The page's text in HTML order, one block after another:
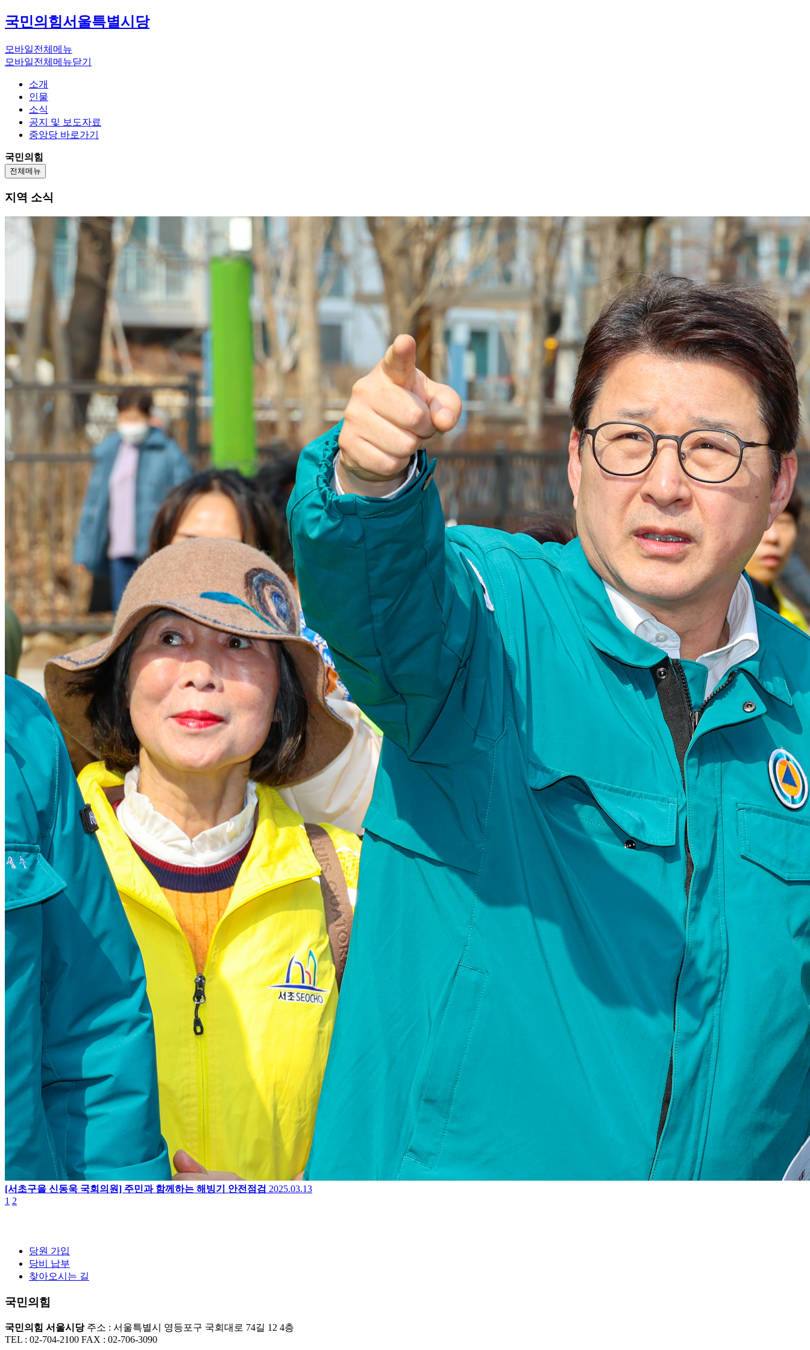
국민의힘서울특별시당
모바일전체메뉴
모바일전체메뉴닫기
소개
인물
소식
공지 및 보도자료
중앙당 바로가기
국민의힘
전체메뉴
지역 소식
[서초구을 신동욱 국회의원] 주민과 함께하는 해빙기 안전점검 2025.03.13
1 2
당원 가입
당비 납부
찾아오시는 길
국민의힘
국민의힘 서울시당 주소 : 서울특별시 영등포구 국회대로 74길 12 4층
TEL : 02-704-2100 FAX : 02-706-3090